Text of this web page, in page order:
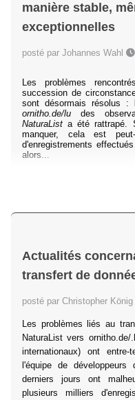
manière stable,
exceptionnelles
posté par Johannes Wahl
Les problèmes
succession de
sont désormais résolus :
ornitho.de/lu des
NaturaLista été rattrapé.
manquer, cela est
d'enregistrements
alors...
Actualités
transfert de
posté par Christopher König
Les problèmes liés au
NaturaList vers
internationaux) ont
l'équipe de
derniers jours ont
plusieurs milliers